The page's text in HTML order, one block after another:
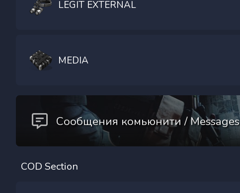
LEGIT EXTERNAL
MEDIA
Сообщения комьюнити / Messages
COD Section